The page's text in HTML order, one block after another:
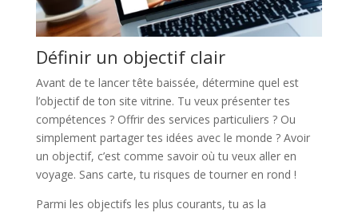
Définir un objectif clair
Avant de te lancer tête baissée, détermine quel est
l’objectif de ton site vitrine. Tu veux présenter tes
compétences ? Offrir des services particuliers ? Ou
simplement partager tes idées avec le monde ? Avoir
un objectif, c’est comme savoir où tu veux aller en
voyage. Sans carte, tu risques de tourner en rond !
Parmi les objectifs les plus courants, tu as la